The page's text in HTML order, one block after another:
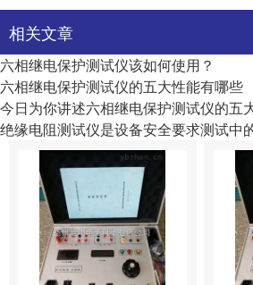
相关文章
六相继电保护测试仪该如何使用？
六相继电保护测试仪的五大性能有哪些
今日为你讲述六相继电保护测试仪的五
绝缘电阻测试仪是设备安全要求测试中